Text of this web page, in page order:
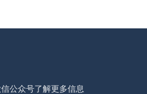
公众号了解更多信息